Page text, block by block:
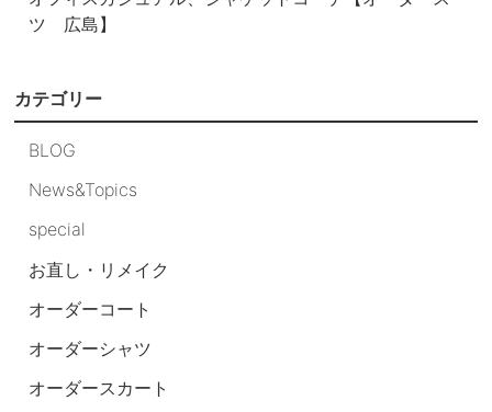
ツ 広島】
カテゴリー
BLOG
News&Topics
special
お直し・リメイク
オーダーコート
オーダーシャツ
オーダースカート